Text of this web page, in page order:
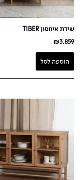
שידת איחסון TIBER
₪3,859
הוספה לסל